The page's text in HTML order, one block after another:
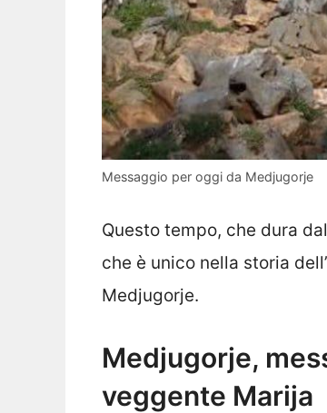
Messaggio per oggi da Medjugorje
Questo tempo, che dura
che è unico nella storia
Medjugorje.
Medjugorje,
veggente Marija